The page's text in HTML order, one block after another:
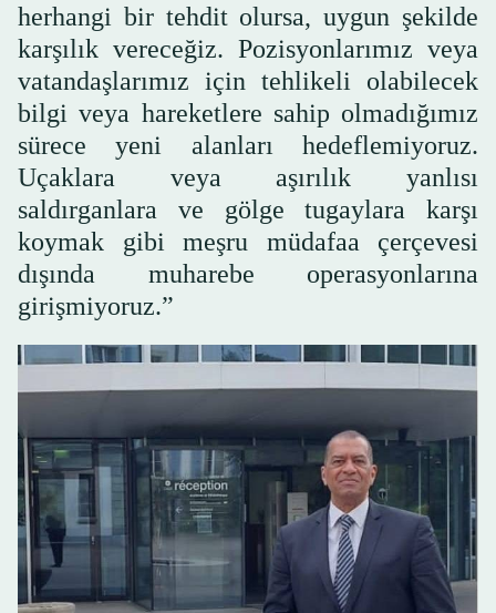
herhangi bir tehdit olursa, uygun şekilde
karşılık vereceğiz. Pozisyonlarımız veya
vatandaşlarımız için tehlikeli olabilecek
bilgi veya hareketlere sahip olmadığımız
sürece yeni alanları hedeflemiyoruz.
Uçaklara veya aşırılık yanlısı
saldırganlara ve gölge tugaylara karşı
koymak gibi meşru müdafaa çerçevesi
dışında muharebe operasyonlarına
girişmiyoruz.”